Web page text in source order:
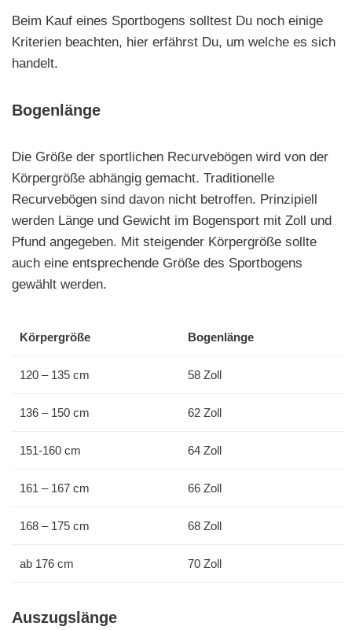
Beim Kauf eines Sportbogens solltest Du noch einige
Kriterien beachten, hier erfährst Du, um welche es sich
handelt.
Bogenlänge
Die Größe der sportlichen Recurvebögen wird von der
Körpergröße abhängig gemacht. Traditionelle
Recurvebögen sind davon nicht betroffen. Prinzipiell
werden Länge und Gewicht im Bogensport mit Zoll und
Pfund angegeben. Mit steigender Körpergröße sollte
auch eine entsprechende Größe des Sportbogens
gewählt werden.
Körpergröße Bogenlänge
120 – 135 cm 58 Zoll
136 – 150 cm 62 Zoll
151-160 cm 64 Zoll
161 – 167 cm 66 Zoll
168 – 175 cm 68 Zoll
ab 176 cm 70 Zoll
Auszugslänge